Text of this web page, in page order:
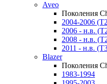
Aveo
Поколения
2004-2006
2006 - н.в.
2008 - н.в.
2011 - н.в.
Blazer
Поколения
1983-1994